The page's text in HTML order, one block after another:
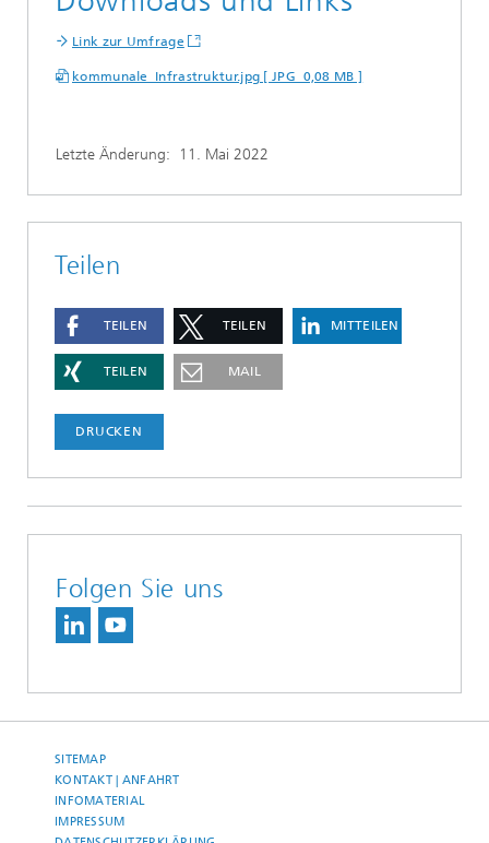
Link zur Umfrage
kommunale_Infrastruktur.jpg [ JPG 0,08 MB ]
Letzte Änderung: 11. Mai 2022
Teilen
TEILEN TEILEN MITTEILEN
TEILEN MAIL
DRUCKEN
Folgen Sie uns
SITEMAP
KONTAKT | ANFAHRT
INFOMATERIAL
IMPRESSUM